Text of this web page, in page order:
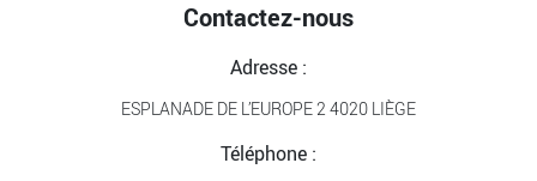
Contactez-nous
Adresse :
ESPLANADE DE L’EUROPE 2 4020 LIÈGE
Téléphone :